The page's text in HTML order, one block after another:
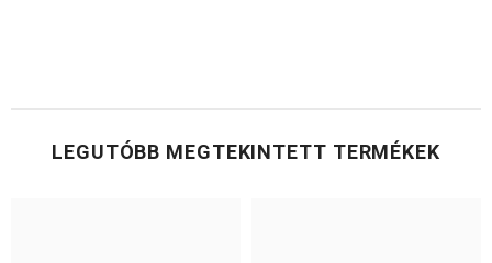
LEGUTÓBB MEGTEKINTETT TERMÉKEK